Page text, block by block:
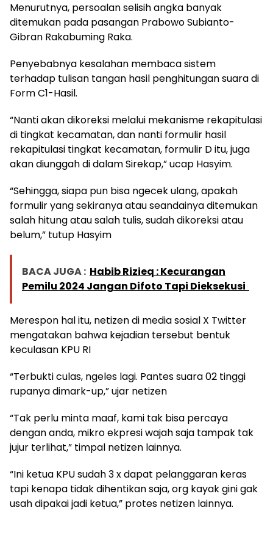
Menurutnya, persoalan selisih angka banyak
ditemukan pada pasangan Prabowo Subianto-
Gibran Rakabuming Raka.
Penyebabnya kesalahan membaca sistem
terhadap tulisan tangan hasil penghitungan suara di
Form C1-Hasil.
“Nanti akan dikoreksi melalui mekanisme rekapitulasi
di tingkat kecamatan, dan nanti formulir hasil
rekapitulasi tingkat kecamatan, formulir D itu, juga
akan diunggah di dalam Sirekap,” ucap Hasyim.
“Sehingga, siapa pun bisa ngecek ulang, apakah
formulir yang sekiranya atau seandainya ditemukan
salah hitung atau salah tulis, sudah dikoreksi atau
belum,” tutup Hasyim
BACA JUGA : Habib Rizieq : Kecurangan
Pemilu 2024 Jangan Difoto Tapi Dieksekusi
Merespon hal itu, netizen di media sosial X Twitter
mengatakan bahwa kejadian tersebut bentuk
keculasan KPU RI
“Terbukti culas, ngeles lagi. Pantes suara 02 tinggi
rupanya dimark-up,” ujar netizen
“Tak perlu minta maaf, kami tak bisa percaya
dengan anda, mikro ekpresi wajah saja tampak tak
jujur terlihat,” timpal netizen lainnya.
“Ini ketua KPU sudah 3 x dapat pelanggaran keras
tapi kenapa tidak dihentikan saja, org kayak gini gak
usah dipakai jadi ketua,” protes netizen lainnya.